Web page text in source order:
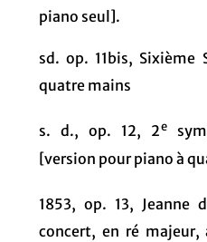
piano seul].
sd. op. 11bis, Sixième
quatre mains
s. d., op. 12, 2e
[version pour piano à
1853, op. 13, Jeanne
concert, en ré majeur,